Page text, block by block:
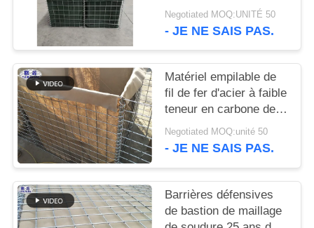
SITE
POLITIQUE
DE
CONFIDENTIALITÉ
tissu géotextile
Negotiated MOQ:UNITÉ 50
- JE NE SAIS PAS.
Matériel empilable de
fil de fer d'acier à faible
teneur en carbone de
mur de soutènement de
Contro d'inondation
Negotiated MOQ:unité 50
- JE NE SAIS PAS.
Barrières défensives
de bastion de maillage